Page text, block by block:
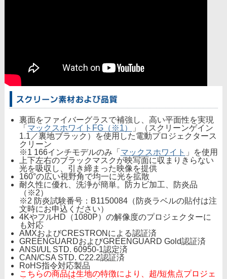
裏面をファイバーグラスで補強し、高い平面性を実現
「 マックスホワイトFG（※1）
」（スクリーンゲイン
1.1／裏地ブラック）を使用した電動プロジェクタース
クリーン
※1 166インチモデルのみ「 マックスホワイト 」を使用
上下左右のブラックマスクが映写面に収まりきらない
光を吸収し、引き締まった映像を提供
160°の広い視野角で均一に光を拡散
耐久性に優れ、洗浄が簡単。防カビ加工、防炎品
（※2）
※2 防炎試験番号：B1150084（防炎ラベルの貼付は注
文時にお申込ください）
4KやフルHD（1080P）の解像度のプロジェクターに
も対応
AMXおよびCRESTRONによる認証済
GREENGUARDおよびGREENGUARD Gold認証済
ANSI/UL STD. 60950-1認定済
CAN/CSA STD. C22.2認証済
RoHS指令対応製品
こちらの商品は生地の特徴により、超/短焦点プロジェ